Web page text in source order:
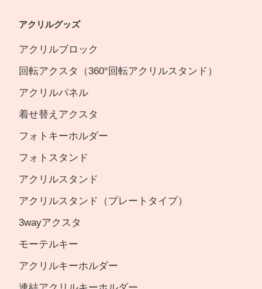
アクリルグッズ
アクリルブロック
回転アクスタ（360°回転アクリルスタンド）
アクリルパネル
着せ替えアクスタ
フォトキーホルダー
フォトスタンド
アクリルスタンド
アクリルスタンド（プレートタイプ）
3wayアクスタ
モーテルキー
アクリルキーホルダー